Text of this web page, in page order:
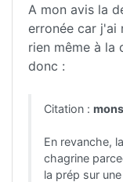
A mon avis la
erronée car j'ai
rien même à la
donc :
Citation :
En revanche,
chagrine
la prép sur